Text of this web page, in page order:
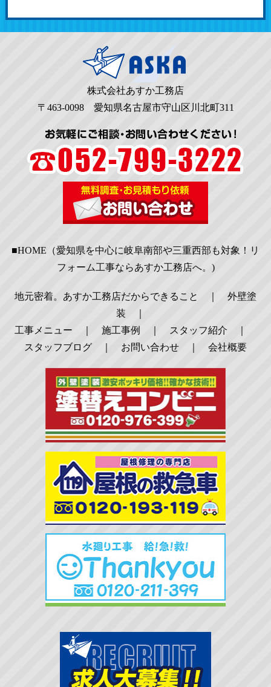
株式会社あすか工務店
〒463-0098 愛知県名古屋市守山区川北町311
■HOME（愛知県を中心に岐阜南部や三重西部も対象！リ
フォーム工事ならあすか工務店へ。)
地元密着。あすか工務店だからできること
外壁塗
装
工事メニュー
施工事例 スタッフ紹介
スタッフブログ
お問い合わせ 会社概要